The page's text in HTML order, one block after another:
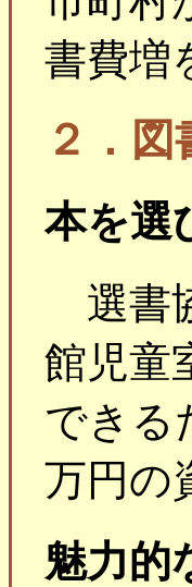
書費増
２．
本を選
選書
館児童
できる
万円の
魅力的